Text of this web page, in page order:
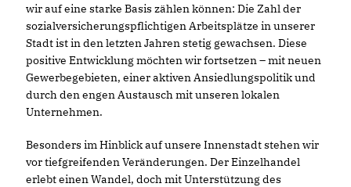
wir auf eine starke Basis zählen können: Die Zahl der
sozialversicherungspflichtigen Arbeitsplätze in unserer
Stadt ist in den letzten Jahren stetig gewachsen. Diese
positive Entwicklung möchten wir fortsetzen – mit neuen
Gewerbegebieten, einer aktiven Ansiedlungspolitik und
durch den engen Austausch mit unseren lokalen
Unternehmen.
Besonders im Hinblick auf unsere Innenstadt stehen wir
vor tiefgreifenden Veränderungen. Der Einzelhandel
erlebt einen Wandel, doch mit Unterstützung des